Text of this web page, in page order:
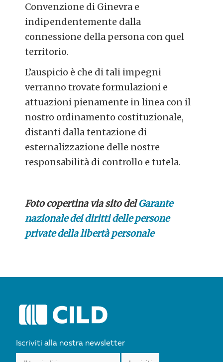
Convenzione di Ginevra e
indipendentemente dalla
connessione della persona con quel
territorio.
L’auspicio è che di tali impegni
verranno trovate formulazioni e
attuazioni pienamente in linea con il
nostro ordinamento costituzionale,
distanti dalla tentazione di
esternalizzazione delle nostre
responsabilità di controllo e tutela.
Foto copertina via sito delGarante
nazionale dei diritti delle persone
private della libertà personale
POST
Iscriviti alla nostra newsletter